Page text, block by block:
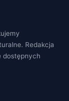
Redakcja
dostępnych